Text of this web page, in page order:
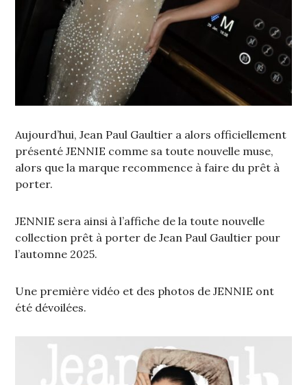
Aujourd’hui, Jean Paul Gaultier a alors officiellement
présenté JENNIE comme sa toute nouvelle muse,
alors que la marque recommence à faire du prêt à
porter.
JENNIE sera ainsi à l’affiche de la toute nouvelle
collection prêt à porter de Jean Paul Gaultier pour
l’automne 2025.
Une première vidéo et des photos de JENNIE ont
été dévoilées.